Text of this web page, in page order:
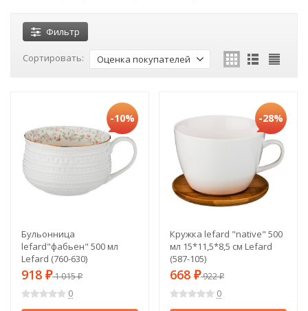
Фильтр
Сортировать: Оценка покупателей
-10%
Бульонница
lefard"фабьен" 500 мл
Lefard (760-630)
918 ₽1 015₽
0
-28%
Кружка lefard "native" 500
мл 15*11,5*8,5 см Lefard
(587-105)
668 ₽922₽
0